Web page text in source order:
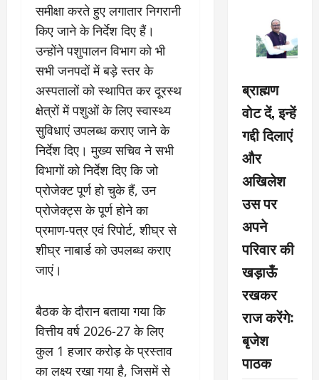
समीक्षा करते हुए लगातार निगरानी
किए जाने के निर्देश दिए हैं।
उन्होंने पशुपालन विभाग को भी
सभी जनपदों में बड़े स्तर के
अस्पतालों को स्थापित कर दूरस्थ
क्षेत्रों में पशुओं के लिए स्वास्थ्य
सुविधाएं उपलब्ध कराए जाने के
निर्देश दिए। मुख्य सचिव ने सभी
विभागों को निर्देश दिए कि जो
प्रोजेक्ट पूर्ण हो चुके हैं, उन
प्रोजेक्ट्स के पूर्ण होने का
प्रमाण-पत्र एवं रिपोर्ट, शीघ्र से
शीघ्र नाबार्ड को उपलब्ध कराए
जाएं।
बैठक के दौरान बताया गया कि
वित्तीय वर्ष 2026-27 के लिए
कुल 1 हजार करोड़ के प्रस्ताव
का लक्ष्य रखा गया है, जिसमें से
ब्राह्मण
वोट दें, इन्हें
गद्दी दिलाएं
और
अखिलेश
उस पर
अपने
परिवार की
खड़ाऊँ
रखकर
राज करेंगे:
बृजेश
पाठक